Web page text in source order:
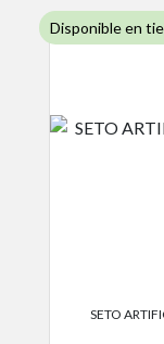
Disponible en
SETO